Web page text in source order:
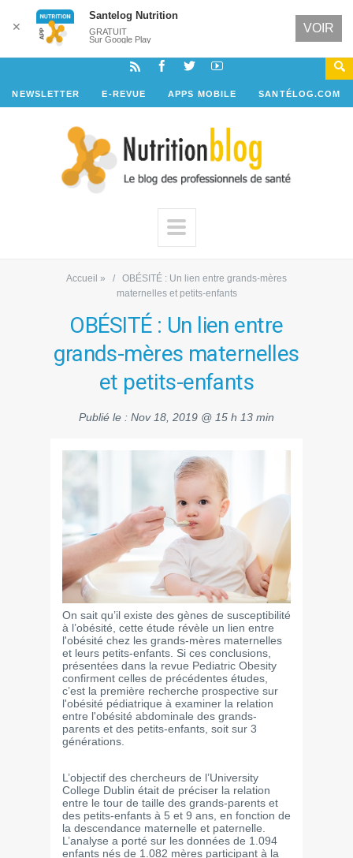
NEWSLETTER E-REVUE APPS MOBILE SANTÉLOG.COM
Accueil »
OBÉSITÉ : Un lien entre grands-mères
maternelles et petits-enfants
OBÉSITÉ : Un lien entre
grands-mères maternelles
et petits-enfants
Publié le : Nov 18, 2019 @ 15 h 13 min
On sait qu’il existe des gènes de susceptibilité
à l’obésité, cette étude révèle un lien entre
l'obésité chez les grands-mères maternelles
et leurs petits-enfants. Si ces conclusions,
présentées dans la revue Pediatric Obesity
confirment celles de précédentes études,
c’est la première recherche prospective sur
l'obésité pédiatrique à examiner la relation
entre l'obésité abdominale des grands-
parents et des petits-enfants, soit sur 3
générations.
L’objectif des chercheurs de l’University
College Dublin était de préciser la relation
entre le tour de taille des grands-parents et
des petits-enfants à 5 et 9 ans, en fonction de
la descendance maternelle et paternelle.
L’analyse a porté sur les données de 1.094
enfants nés de 1.082 mères participant à la
✕
Santelog Nutrition
GRATUIT
Sur Google Play
VOIR